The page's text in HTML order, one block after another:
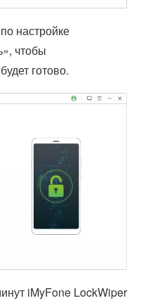
настройке
чтобы
готово.
iMyFone LockWiper